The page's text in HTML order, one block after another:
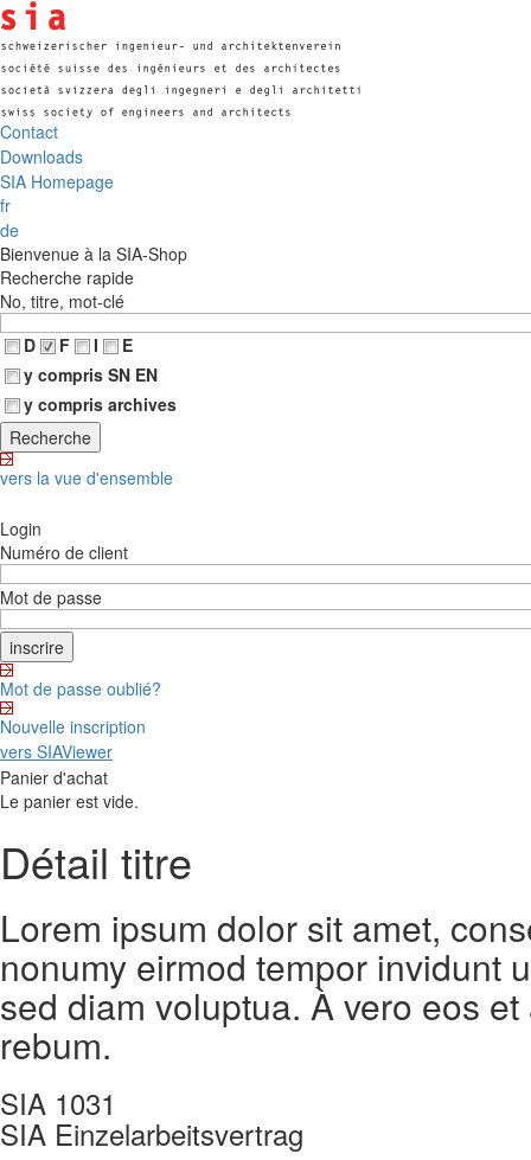
Contact
Downloads
SIA Homepage
fr
de
Bienvenue à la SIA-Shop
Recherche rapide
No, titre, mot-clé
D
F I
E
y compris SN EN
y compris archives
vers la vue d'ensemble
Login
Numéro de client
Mot de passe
Mot de passe oublié?
Nouvelle inscription
vers SIAViewer
Panier d'achat
Le panier est vide.
Détail titre
Lorem ipsum dolor sit amet,
nonumy eirmod tempor invidunt
sed diam voluptua. À vero eos
rebum.
SIA 1031
SIA Einzelarbeitsvertrag